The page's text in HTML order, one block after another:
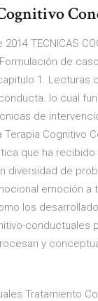
TECNICAS
Formulación de
1. Lecturas
lo cual
de
Cognitivo
que ha
diversidad de
emoción a
los
conductuales
y
Tratamiento